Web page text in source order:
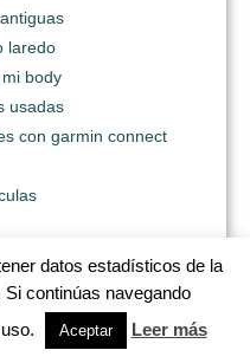
laredo
body
usadas
con garmin connect
500 kg
y agua
datos estadísticos de la
continúas navegando
Aceptar Leer más